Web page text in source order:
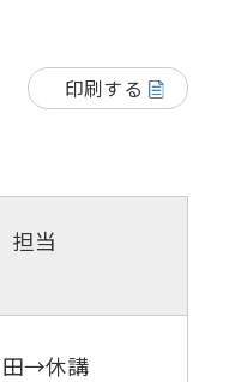
印刷する
担当
→休講